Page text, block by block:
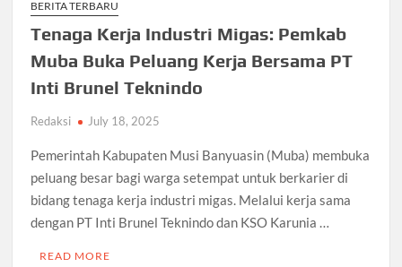
BERITA TERBARU
Tenaga Kerja Industri Migas: Pemkab
Muba Buka Peluang Kerja Bersama PT
Inti Brunel Teknindo
Redaksi July 18, 2025
Pemerintah Kabupaten Musi Banyuasin (Muba) membuka
peluang besar bagi warga setempat untuk berkarier di
bidang tenaga kerja industri migas. Melalui kerja sama
dengan PT Inti Brunel Teknindo dan KSO Karunia …
READ MORE